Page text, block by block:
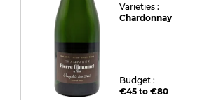
Varieties :
Chardonnay
Budget :
€45 to €80